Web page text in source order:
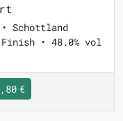
Schottland
• 48.0% vol
€